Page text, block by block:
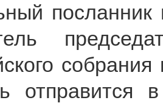
отправится